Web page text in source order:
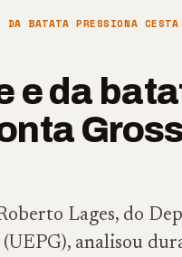
BATATA PRESSIONA
e da
Lages, do
(UEPG), analisou